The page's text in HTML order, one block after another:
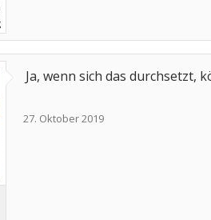
Ja, wenn sich das durchsetzt,
27. Oktober 2019